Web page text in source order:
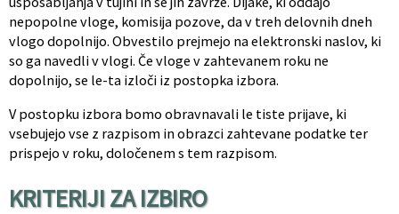
nepopolne vloge, komisija pozove, da v treh delovnih dneh
vlogo dopolnijo. Obvestilo prejmejo na elektronski naslov, ki
so ga navedli v vlogi. Če vloge v zahtevanem roku ne
dopolnijo, se le-ta izloči iz postopka izbora.
V postopku izbora bomo obravnavali le tiste prijave, ki
vsebujejo vse z razpisom in obrazci zahtevane podatke ter
prispejo v roku, določenem s tem razpisom.
KRITERIJI ZA IZBIRO